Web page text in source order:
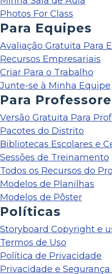
Photos For Class
Para Equipes
Avaliação Gratuita Para
Recursos Empresariais
Criar Para o Trabalho
Junte-se à Minha Equipe
Para
Versão Gratuita Para
Pacotes do Distrito
Bibliotecas Escolares e
Sessões de Treinamento
Todos os Recursos do
Modelos de Planilhas
Modelos de Pôster
Políticas
Storyboard Copyright e
Termos de Uso
Política de Privacidade
Privacidade e Segurança